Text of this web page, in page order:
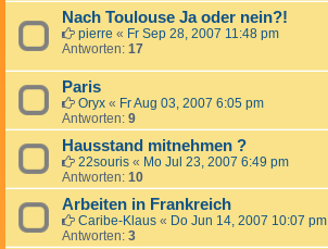
Nach Toulouse Ja oder nein?!
pierre « Fr Sep 28, 2007 11:48 pm
Antworten: 17
Paris
Oryx « Fr Aug 03, 2007 6:05 pm
Antworten: 9
Hausstand mitnehmen ?
22souris « Mo Jul 23, 2007 6:49 pm
Antworten: 10
Arbeiten in Frankreich
Caribe-Klaus « Do Jun 14, 2007 10:07 pm
Antworten: 3